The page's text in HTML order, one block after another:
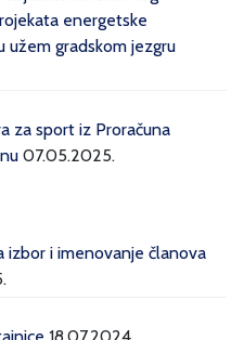
energetske
užem gradskom jezgru
za sport iz Proračuna
07.05.2025.
izbor i imenovanje članova